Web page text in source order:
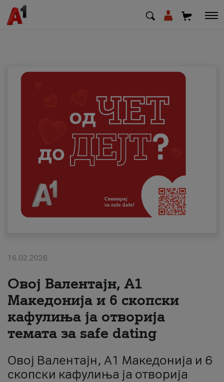
Деловни
Поддршка
Надополни кредит
Плати сметка
#ПодобарОнлајн
16.02.2026
Овој Валентајн, A1
Македонија и 6 скопски
кафулиња ја отворија
темата за safe dating
Овој Валентајн, A1 Македонија и 6
скопски кафулиња ја отворија